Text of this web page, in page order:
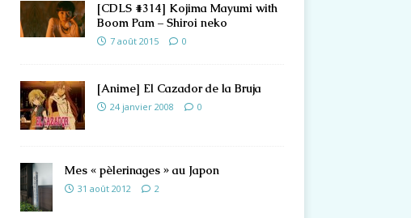
[CDLS #314] Kojima Mayumi with
Boom Pam – Shiroi neko
7 août 2015 0
[Anime] El Cazador de la Bruja
24 janvier 2008 0
Mes « pèlerinages » au Japon
31 août 2012 2